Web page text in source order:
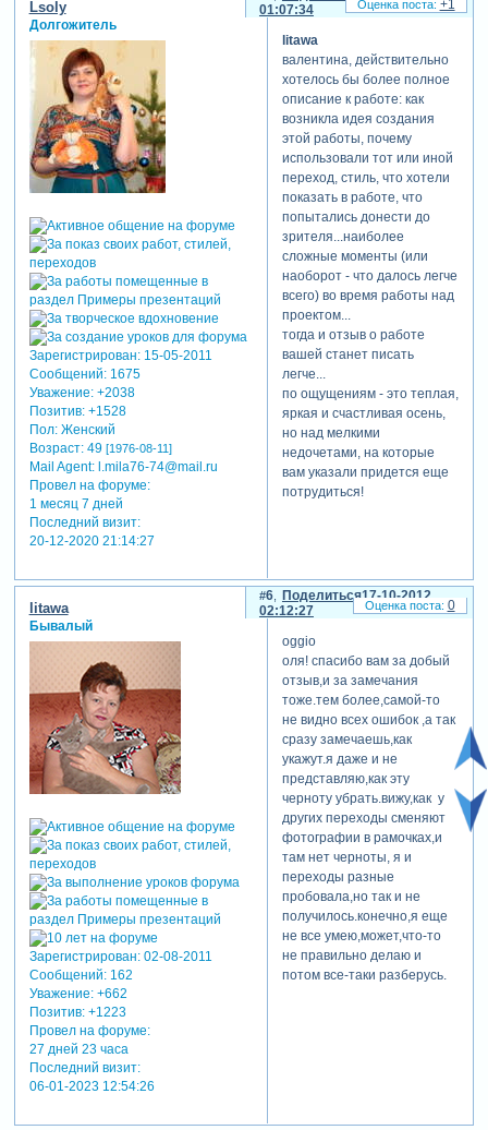
01:07:34
Lsoly
Долгожитель
Зарегистрирован: 15-05-2011
Сообщений:1675
Уважение: +2038
Позитив: +1528
Пол:Женский
Возраст:49 [1976-08-11]
Mail Agent:l.mila76-74@mail.ru
Провел на форуме:
1 месяц 7 дней
Последний визит:
20-12-2020 21:14:27
litawa
валентина, действительно
хотелось бы более полное
описание к работе: как
возникла идея создания
этой работы, почему
использовали тот или иной
переход, стиль, что хотели
показать в работе, что
попытались донести до
зрителя...наиболее
сложные моменты (или
наоборот - что далось легче
всего) во время работы над
проектом...
тогда и отзыв о работе
вашей станет писать
легче...
по ощущениям - это теплая,
яркая и счастливая осень,
но над мелкими
недочетами, на которые
вам указали придется еще
потрудиться!
+1
Поделиться
6
17-10-2012
02:12:27
litawa
Бывалый
Зарегистрирован: 02-08-2011
Сообщений:162
Уважение: +662
Позитив: +1223
Провел на форуме:
27 дней 23 часа
Последний визит:
06-01-2023 12:54:26
oggio
оля! спасибо вам за добый
отзыв,и за замечания
тоже.тем более,самой-то
не видно всех ошибок ,а так
сразу замечаешь,как
укажут.я даже и не
представляю,как эту
черноту убрать.вижу,как у
других переходы сменяют
фотографии в рамочках,и
там нет черноты, я и
переходы разные
пробовала,но так и не
получилось.конечно,я еще
не все умею,может,что-то
не правильно делаю и
потом все-таки разберусь.
0